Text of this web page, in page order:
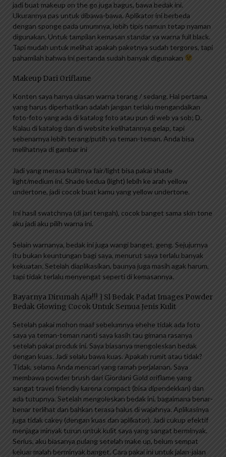
jadi buat makeup on the go juga bagus, bawa bedak ini.
Ukurannya pas untuk dibawa-bawa. Aplikator ini berbeda
dengan sponge pada umumnya, lebih tipis namun tetap nyaman
digunakan. Untuk tampilan kemasan standar ya warna full black.
Tapi mudah untuk melihat apakah paketnya sudah tergores, tapi
pahamilah bahwa ini pertanda sudah banyak digunakan
Makeup Dari Oriflame
Konten saya hanya ulasan warna terang / sedang. Hal pertama
yang harus diperhatikan adalah jangan terlalu mengandalkan
foto-foto yang ada di katalog foto atau pun di web ya sob; D.
Kalau di katalog dan di website kelihatannya gelap, tapi
sebenarnya lebih terang/putih ya teman-teman. Anda bisa
melihatnya di gambar ini
Jadi yang merasa kulitnya fair/light bisa pakai shade
light/medium ini. Shade kedua (light) lebih ke arah yellow
undertone, jadi cocok buat kamu yang yellow undertone.
Ini hasil swatchnya (di jari tengah), cocok banget sama skin tone
aku jadi aku pilih warna ini.
Selain warnanya, bedak ini juga wangi banget, geng. Sejujurnya
itu bukan keuntungan bagi saya, menurut saya terlalu banyak
kekuatan. Setelah diaplikasikan, baunya juga masih agak harum,
tapi tidak terlalu menyengat seperti di kemasannya.
Bayarnya Dirumah Aja!!! ] Sl Bedak Padat Images Powder
Bedak Glowing Cocok Untuk Semua Jenis Kulit
Setelah pakai mohon maaf sebelumnya ehehe tidak ada foto
saya ya teman-teman nanti saya kasih tau gimana rasanya
setelah pakai produk ini. Saya biasanya mengoleskan bedak
dengan kuas. Jadi selalu bawa kuas. Apakah rumit atau tidak?
Tidak, selama Anda mencari yang ramah perjalanan. Saya
membawa powder brush dari Giordani Gold oriflame yang
sangat travel friendly karena compact (bisa dipendekkan) dan
ada tutupnya. Setelah mengoleskan bedak ini, bagaimana benar-
benar terlihat dan bahkan terasa halus di wajahnya. Aplikasinya
juga tidak cakey (dengan kuas dan aplikator). Jadi cukup efektif
menjaga minyak turun untuk kulit saya yang sangat berminyak.
Serius, aku biasanya pulang setelah make up, belum sempat
keluar malah berminyak banget. Cara pakai ini untuk jalan-jalan